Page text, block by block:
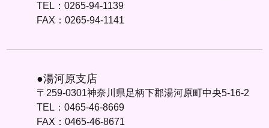
TEL：0265-94-1139
FAX：0265-94-1141
●湯河原支店
〒259-0301神奈川県足柄下郡湯河原町中央5-16-2
TEL：0465-46-8669
FAX：0465-46-8671